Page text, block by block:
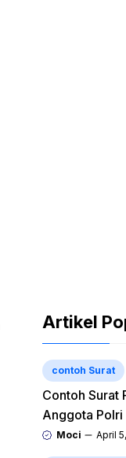
Artikel
contoh Surat
Contoh Surat
Anggota Polri
Moci April